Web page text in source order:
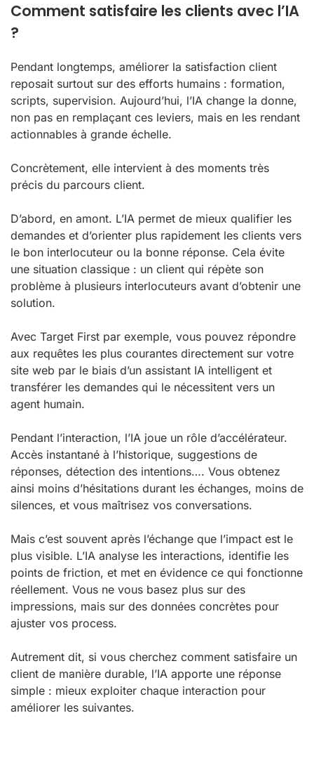
Comment satisfaire les clients avec l’IA
?
Pendant longtemps, améliorer la satisfaction client
reposait surtout sur des efforts humains : formation,
scripts, supervision. Aujourd’hui, l’IA change la donne,
non pas en remplaçant ces leviers, mais en les rendant
actionnables à grande échelle.
Concrètement, elle intervient à des moments très
précis du parcours client.
D’abord, en amont. L’IA permet de mieux qualifier les
demandes et d’orienter plus rapidement les clients vers
le bon interlocuteur ou la bonne réponse. Cela évite
une situation classique : un client qui répète son
problème à plusieurs interlocuteurs avant d’obtenir une
solution.
Avec Target First par exemple, vous pouvez répondre
aux requêtes les plus courantes directement sur votre
site web par le biais d’un assistant IA intelligent et
transférer les demandes qui le nécessitent vers un
agent humain.
Pendant l’interaction, l’IA joue un rôle d’accélérateur.
Accès instantané à l’historique, suggestions de
réponses, détection des intentions…. Vous obtenez
ainsi moins d’hésitations durant les échanges, moins de
silences, et vous maîtrisez vos conversations.
Mais c’est souvent après l’échange que l’impact est le
plus visible. L’IA analyse les interactions, identifie les
points de friction, et met en évidence ce qui fonctionne
réellement. Vous ne vous basez plus sur des
impressions, mais sur des données concrètes pour
ajuster vos process.
Autrement dit, si vous cherchez comment satisfaire un
client de manière durable, l’IA apporte une réponse
simple : mieux exploiter chaque interaction pour
améliorer les suivantes.